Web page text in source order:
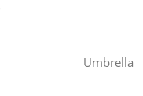
Umbrella